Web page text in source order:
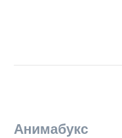
Анимабукс